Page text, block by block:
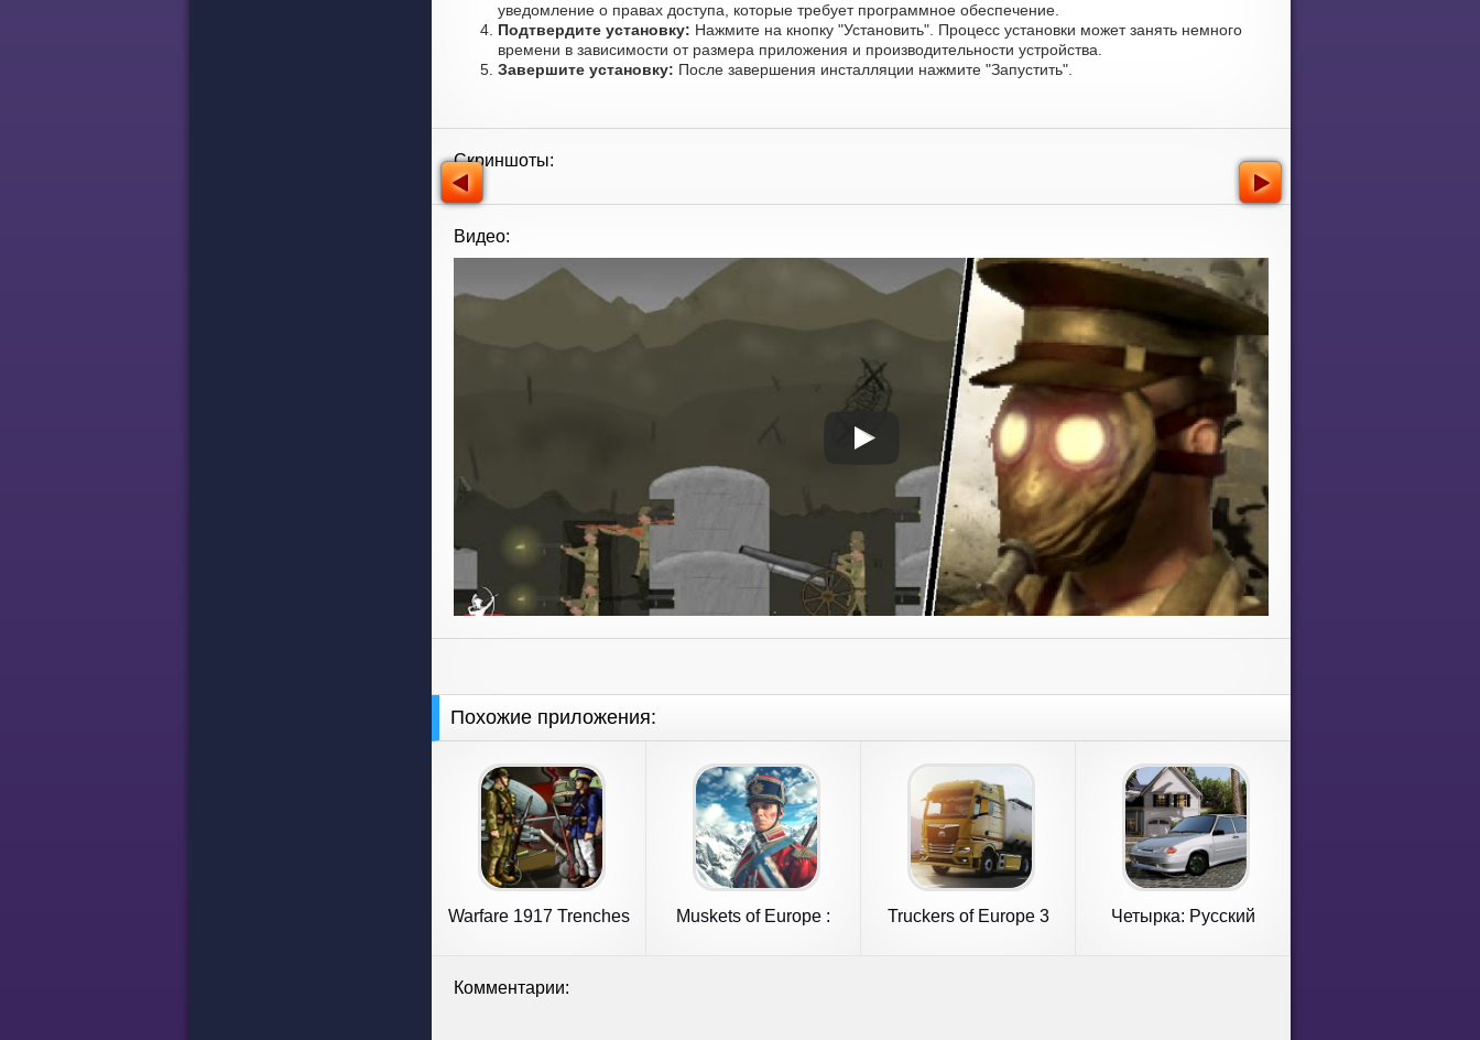
уведомление о правах доступа, которые требует программное обеспечение.
Подтвердите установку: Нажмите на кнопку "Установить". Процесс установки может занять немного
времени в зависимости от размера приложения и производительности устройства.
Завершите установку: После завершения инсталляции нажмите "Запустить".
Скриншоты:
Видео:
Похожие приложения:
Warfare 1917 Trenches
Muskets of Europe :
Truckers of Europe 3
Четырка: Русский
Комментарии: